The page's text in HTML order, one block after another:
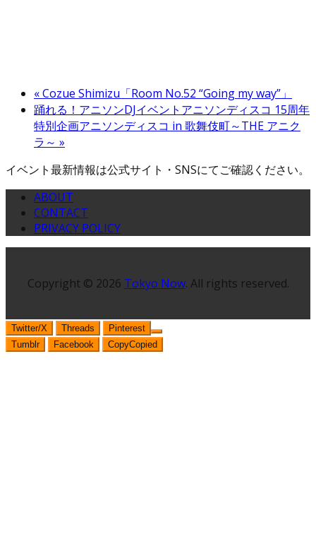
«Cozue Shimizu「Room No.52 “Going my way”」
踊れる！アニソンDJイベントアニソンディスコ 15周年
特別企画アニソンディスコ in 歌舞伎町～THE アニク
ラ～ »
イベント最新情報は公式サイト・SNSにてご確認ください。
ABOUT
CONTACT
PRIVACY POLICY
Copyright © 2026 Tokyo Now. All rights reserved.
Twitter/X Threads
Pinterest
Tumblr
Facebook CopyCopied